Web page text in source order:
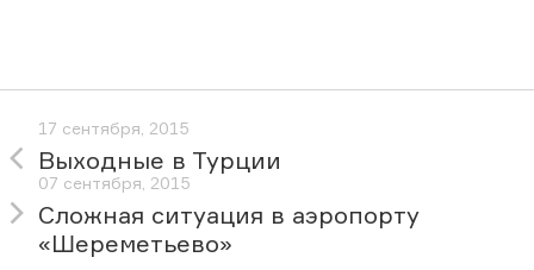
17 сентября, 2015
Выходные в Турции
07 сентября, 2015
Сложная ситуация в аэропорту
«Шереметьево»